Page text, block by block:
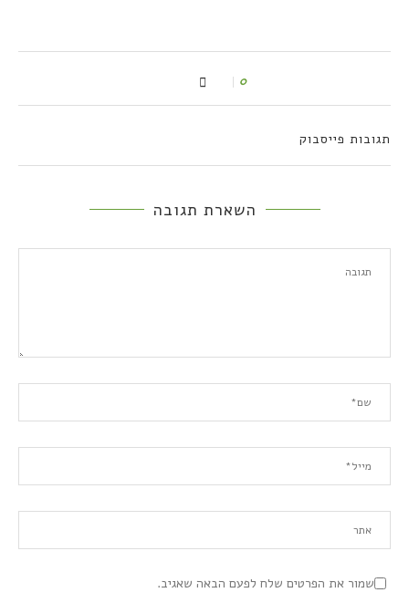
0
תגובות פייסבוק
השארת תגובה
שמור את הפרטים שלח לפעם הבאה שאגיב.